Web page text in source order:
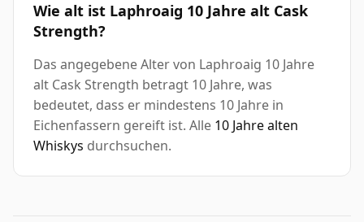
Wie alt ist Laphroaig 10 Jahre alt Cask
Strength?
Das angegebene Alter von Laphroaig 10 Jahre
alt Cask Strength betragt 10 Jahre, was
bedeutet, dass er mindestens 10 Jahre in
Eichenfassern gereift ist. Alle 10 Jahre alten
Whiskys durchsuchen.